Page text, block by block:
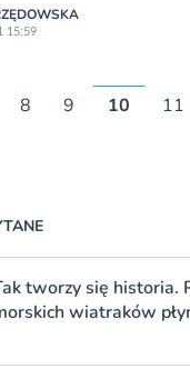
15:59
8 9 10 11
tworzy się historia.
wiatraków